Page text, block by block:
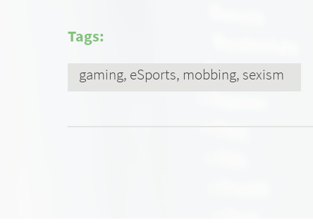
Tags:
gaming, eSports, mobbing, sexism